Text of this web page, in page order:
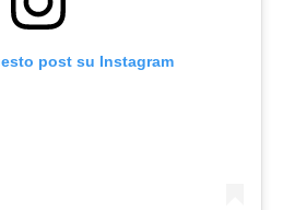
post su Instagram